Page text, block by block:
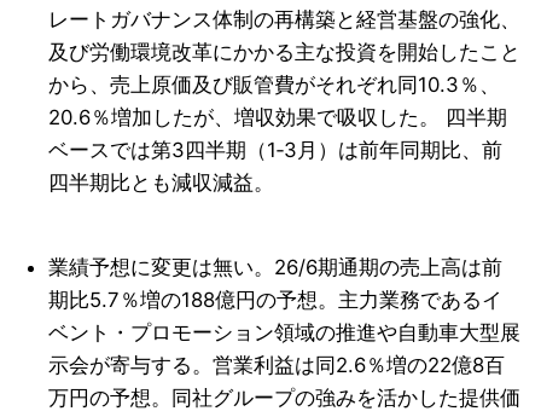
レートガバナンス体制の再構築と経営基盤の強化、
及び労働環境改革にかかる主な投資を開始したこと
から、売上原価及び販管費がそれぞれ同10.3％、
20.6％増加したが、増収効果で吸収した。 四半期
ベースでは第3四半期（1‐3月）は前年同期比、前
四半期比とも減収減益。
業績予想に変更は無い。26/6期通期の売上高は前
期比5.7％増の188億円の予想。主力業務であるイ
ベント・プロモーション領域の推進や自動車大型展
示会が寄与する。営業利益は同2.6％増の22億8百
万円の予想。同社グループの強みを活かした提供価